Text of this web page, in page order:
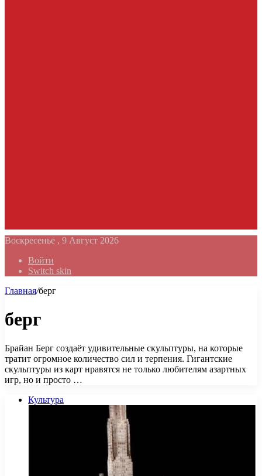
Воскресенье , 9 Август 2026
Войти
Switch skin
Главная/берг
берг
Брайан Берг создаёт удивительные скульптуры, на которые
тратит огромное количество сил и терпения. Гигантские
скульптуры из карт нравятся не только любителям азартных
игр, но и просто …
Культура